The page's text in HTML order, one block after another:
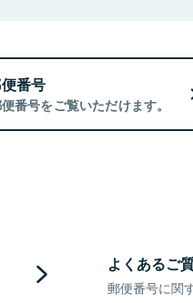
番号
番号をご覧いただけます。
よくあるご
郵便番号に関